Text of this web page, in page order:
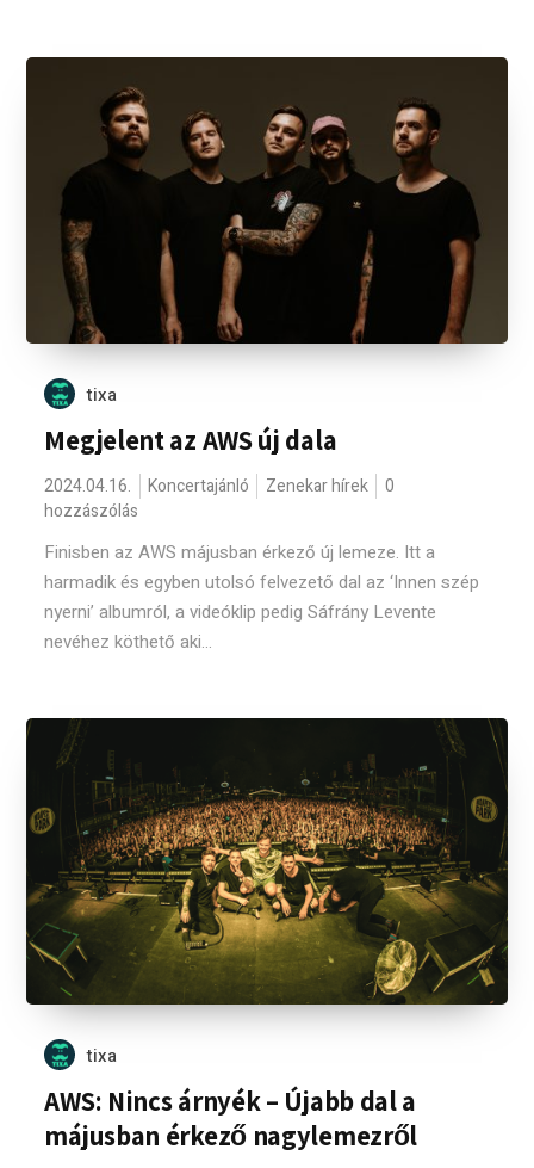
tixa
Megjelent az AWS új dala
2024.04.16. Koncertajánló Zenekar hírek
0
hozzászólás
Finisben az AWS májusban érkező új lemeze. Itt a
harmadik és egyben utolsó felvezető dal az ‘Innen szép
nyerni’ albumról, a videóklip pedig Sáfrány Levente
nevéhez köthető aki...
tixa
AWS: Nincs árnyék – Újabb dal a
májusban érkező nagylemezről